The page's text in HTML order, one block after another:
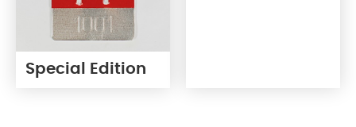
Special Edition